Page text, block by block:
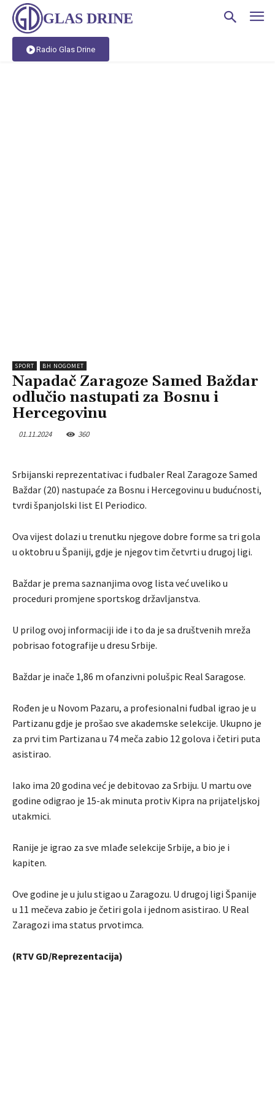
GLAS DRINE
Radio Glas Drine
SPORT BH NOGOMET
Napadač Zaragoze Samed Baždar
odlučio nastupati za Bosnu i
Hercegovinu
01.11.2024 360
Srbijanski reprezentativac i fudbaler Real Zaragoze Samed
Baždar (20) nastupaće za Bosnu i Hercegovinu u budućnosti,
tvrdi španjolski list El Periodico.
Ova vijest dolazi u trenutku njegove dobre forme sa tri gola
u oktobru u Španiji, gdje je njegov tim četvrti u drugoj ligi.
Baždar je prema saznanjima ovog lista već uveliko u
proceduri promjene sportskog državljanstva.
U prilog ovoj informaciji ide i to da je sa društvenih mreža
pobrisao fotografije u dresu Srbije.
Baždar je inače 1,86 m ofanzivni polušpic Real Saragose.
Rođen je u Novom Pazaru, a profesionalni fudbal igrao je u
Partizanu gdje je prošao sve akademske selekcije. Ukupno je
za prvi tim Partizana u 74 meča zabio 12 golova i četiri puta
asistirao.
Iako ima 20 godina već je debitovao za Srbiju. U martu ove
godine odigrao je 15-ak minuta protiv Kipra na prijateljskoj
utakmici.
Ranije je igrao za sve mlađe selekcije Srbije, a bio je i
kapiten.
Ove godine je u julu stigao u Zaragozu. U drugoj ligi Španije
u 11 mečeva zabio je četiri gola i jednom asistirao. U Real
Zaragozi ima status prvotimca.
(RTV GD/Reprezentacija)